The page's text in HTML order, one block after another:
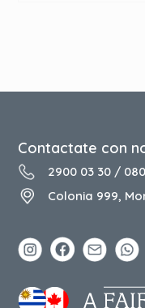
Contactate con
2900 03 30 /
Colonia 999,